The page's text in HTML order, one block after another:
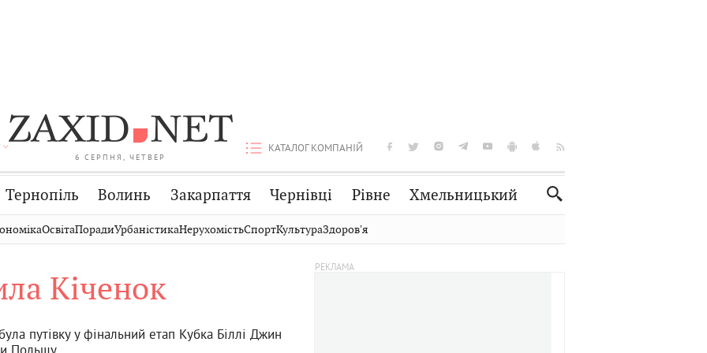
6 СЕРПНЯ, ЧЕТВЕР
КАТАЛОГ КОМПАНІЙ
Тернопіль Волинь Закарпаття Чернівці Рівне Хмельницький
Стрий
Хмельницький
Публікації Авто Словко
Кіно
ОсвітаПорадиУрбаністикаНерухомістьСпортКультураЗдоровʼя
Кіченок
путівку у фінальний етап Кубка Біллі Джин
Польщу